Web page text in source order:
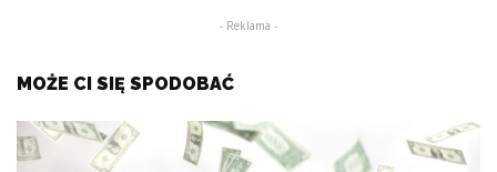
- Reklama -
MOŻE CI SIĘ SPODOBAĆ